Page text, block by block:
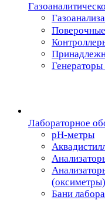
Генераторы
Лабораторное
pH-метры
(оксиметры)
Бани